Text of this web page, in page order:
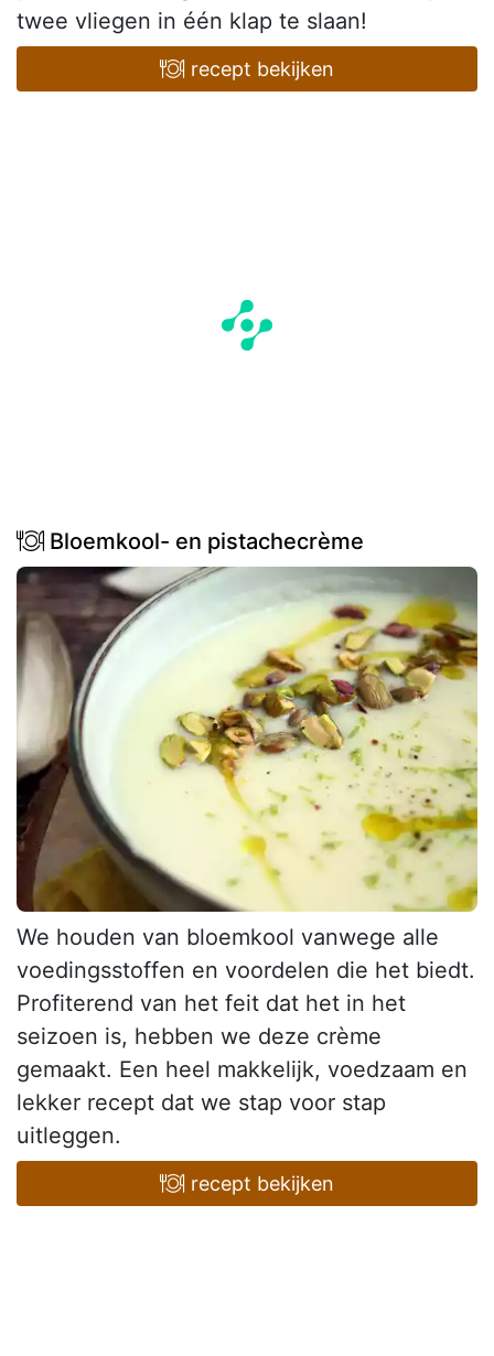
twee vliegen in één klap te slaan!
recept bekijken
Bloemkool- en pistachecrème
We houden van bloemkool vanwege alle
voedingsstoffen en voordelen die het biedt.
Profiterend van het feit dat het in het
seizoen is, hebben we deze crème
gemaakt. Een heel makkelijk, voedzaam en
lekker recept dat we stap voor stap
uitleggen.
recept bekijken